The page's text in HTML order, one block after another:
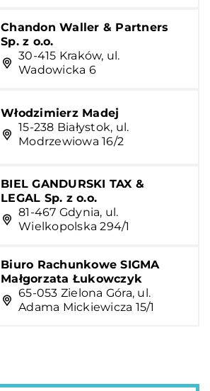
Chandon Waller & Partners
Sp. z o.o.
30-415 Kraków, ul.
Wadowicka 6
Włodzimierz Madej
15-238 Białystok, ul.
Modrzewiowa 16/2
BIEL GANDURSKI TAX &
LEGAL Sp. z o.o.
81-467 Gdynia, ul.
Wielkopolska 294/1
Biuro Rachunkowe SIGMA
Małgorzata Łukowczyk
65-053 Zielona Góra, ul.
Adama Mickiewicza 15/1